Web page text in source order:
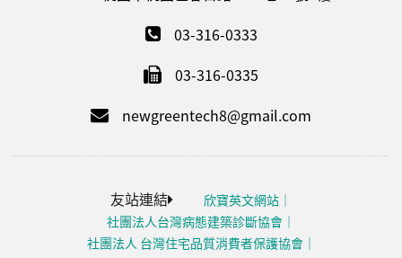
03-316-0333
03-316-0335
newgreentech8@gmail.com
友站連結
欣寶英文網站
社團法人台灣病態建築診斷協會
社團法人 台灣住宅品質消費者保護協會